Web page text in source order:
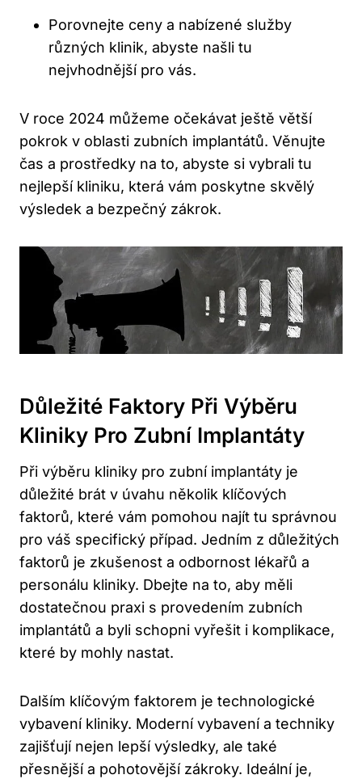
Porovnejte ceny a nabízené služby
různých klinik, abyste našli tu
nejvhodnější pro vás.
V roce 2024 můžeme očekávat ještě větší
pokrok v oblasti zubních implantátů. Věnujte
čas a prostředky na to, abyste si vybrali tu
nejlepší kliniku, která vám poskytne skvělý
výsledek a bezpečný zákrok.
Důležité Faktory Při Výběru
Kliniky Pro Zubní Implantáty
Při výběru kliniky pro zubní implantáty je
důležité brát v úvahu několik klíčových
faktorů, které vám pomohou najít tu správnou
pro váš specifický případ. Jedním z důležitých
faktorů je zkušenost a odbornost lékařů a
personálu kliniky. Dbejte na to, aby měli
dostatečnou praxi s provedením zubních
implantátů a byli schopni vyřešit i komplikace,
které by mohly nastat.
Dalším klíčovým faktorem je technologické
vybavení kliniky. Moderní vybavení a techniky
zajišťují nejen lepší výsledky, ale také
přesnější a pohotovější zákroky. Ideální je,